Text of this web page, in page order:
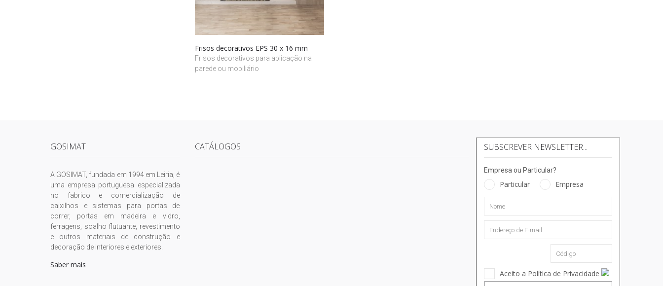
Frisos decorativos EPS 30 x 16 mm
Frisos decorativos para aplicação na
parede ou mobiliário
GOSIMAT
A GOSIMAT, fundada em 1994 em Leiria, é
uma empresa portuguesa especializada
no fabrico e comercialização de
caixilhos e sistemas para portas de
correr, portas em madeira e vidro,
ferragens, soalho flutuante, revestimento
e outros materiais de construção e
decoração de interiores e exteriores.
Saber mais
CATÁLOGOS SUBSCREVER NEWSLETTER...
Empresa ou Particular?
Particular Empresa
Aceito a Política de Privacidade